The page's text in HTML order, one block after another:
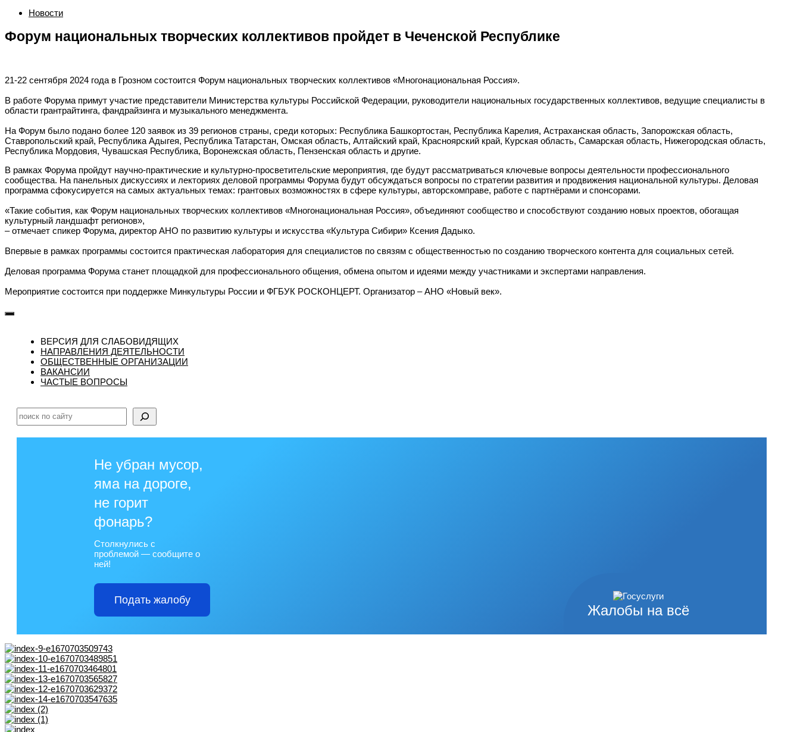
Новости
Форум национальных творческих коллективов пройдет в Чеченской Республике
21-22 сентября 2024 года в Грозном состоится Форум национальных творческих коллективов «Многонациональная Россия».
В работе Форума примут участие представители Министерства культуры Российской Федерации, руководители национальных государственных коллективов, ведущие специалисты в
области грантрайтинга, фандрайзинга и музыкального менеджмента.
На Форум было подано более 120 заявок из 39 регионов страны, среди которых: Республика Башкортостан, Республика Карелия, Астраханская область, Запорожская область,
Ставропольский край, Республика Адыгея, Республика Татарстан, Омская область, Алтайский край, Красноярский край, Курская область, Самарская область, Нижегородская область,
Республика Мордовия, Чувашская Республика, Воронежская область, Пензенская область и другие.
В рамках Форума пройдут научно-практические и культурно-просветительские мероприятия, где будут рассматриваться ключевые вопросы деятельности профессионального
сообщества. На панельных дискуссиях и лекториях деловой программы Форума будут обсуждаться вопросы по стратегии развития и продвижения национальной культуры. Деловая
программа сфокусируется на самых актуальных темах: грантовых возможностях в сфере культуры, авторскомправе, работе с партнёрами и спонсорами.
«Такие события, как Форум национальных творческих коллективов «Многонациональная Россия», объединяют сообщество и способствуют созданию новых проектов, обогащая
культурный ландшафт регионов»,
– отмечает спикер Форума, директор АНО по развитию культуры и искусства «Культура Сибири» Ксения Дадыко.
Впервые в рамках программы состоится практическая лаборатория для специалистов по связям с общественностью по созданию творческого контента для социальных сетей.
Деловая программа Форума станет площадкой для профессионального общения, обмена опытом и идеями между участниками и экспертами направления.
Мероприятие состоится при поддержке Минкультуры России и ФГБУК РОСКОНЦЕРТ. Организатор – АНО «Новый век».
ВЕРСИЯ ДЛЯ СЛАБОВИДЯЩИХ
НАПРАВЛЕНИЯ ДЕЯТЕЛЬНОСТИ
ОБЩЕСТВЕННЫЕ ОРГАНИЗАЦИИ
ВАКАНСИИ
ЧАСТЫЕ ВОПРОСЫ
Жалобы на всё
Не убран мусор,
яма на дороге,
не горит
фонарь?
Столкнулись с
проблемой — сообщите о
ней!
Подать жалобу